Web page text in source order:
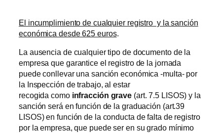
El incumplimiento de cualquier registro y la sanción
económica desde 625 euros.
La ausencia de cualquier tipo de documento de la
empresa que garantice el registro de la jornada
puede conllevar una sanción económica -multa- por
la Inspección de trabajo, al estar
recogida como infracción grave (art. 7.5 LISOS) y la
sanción será en función de la graduación (art.39
LISOS) en función de la conducta de falta de registro
por la empresa, que puede ser en su grado mínimo